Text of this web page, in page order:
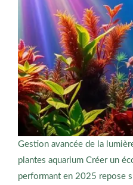
Gestion avancée de la
plantes aquarium Créer un
performant en 2025 repose